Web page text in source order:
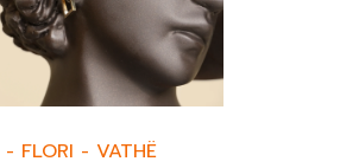
- FLORI - VATHË